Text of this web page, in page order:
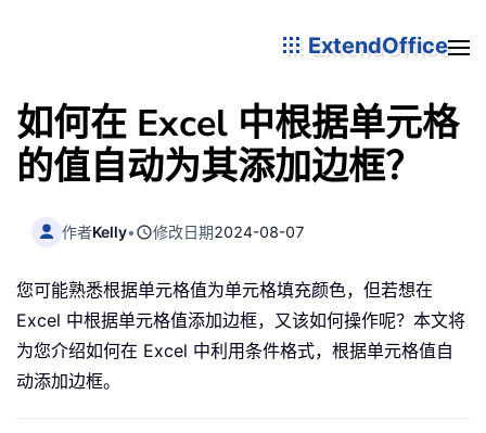
ExtendOffice
如何在 Excel 中根据单元格
的值自动为其添加边框？
作者Kelly• 修改日期2024-08-07
您可能熟悉根据单元格值为单元格填充颜色，但若想在
Excel 中根据单元格值添加边框，又该如何操作呢？本文将
为您介绍如何在 Excel 中利用条件格式，根据单元格值自
动添加边框。